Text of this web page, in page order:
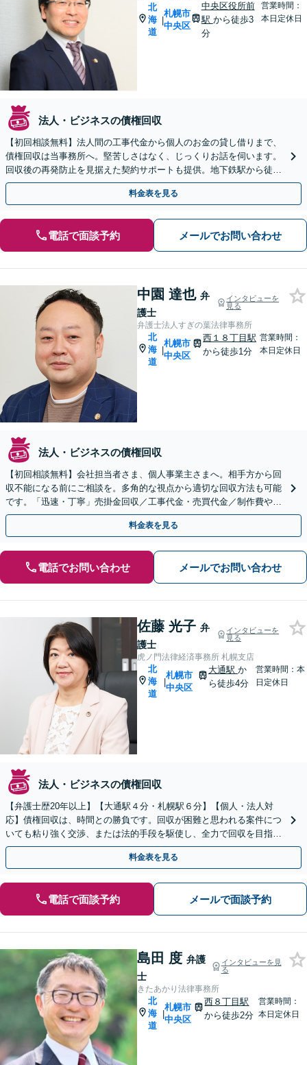
北
海
道
|
札幌市
中央区
中央区役所前
駅 から徒歩3
分
営業時間：
本日定休日
法人・ビジネスの債権回収
【初回相談無料】法人間の工事代金から個人のお金の貸し借りまで、
債権回収は当事務所へ。堅苦しさはなく、じっくりお話を伺います。
回収後の再発防止を見据えた契約サポートも提供。地下鉄駅から徒歩
５分・ＷＥＢ面談可。まずはお気軽にご相談ください。
料金表を見る
電話で面談予約 メールでお問い合わせ
中園 達也 弁
護士
インタビューを
見る
弁護士法人すぎの葉法律事務所
北
海
道
|
札幌市
中央区
西１８丁目駅
から徒歩1分
営業時間：
本日定休日
法人・ビジネスの債権回収
【初回相談無料】会社担当者さま、個人事業主さまへ。相手方から回
収不能になる前にご相談を。多角的な視点から適切な回収方法も可能
です。「迅速・丁寧」売掛金回収／工事代金・売買代金／制作費や開
発費など回収債権の種類も多数経験あり
料金表を見る
電話でお問い合わせ メールでお問い合わせ
佐藤 光子 弁
護士
インタビューを
見る
虎ノ門法律経済事務所 札幌支店
北
海
道
|
札幌市
中央区
大通駅 か
ら徒歩4分
営業時間：本
日定休日
法人・ビジネスの債権回収
【弁護士歴20年以上】【大通駅４分・札幌駅６分】【個人・法人対
応】債権回収は、時間との勝負です。回収が困難と思われる案件につ
いても粘り強く交渉、または法的手段を駆使し、全力で回収を目指し
ます。おひとりで悩まず、ぜひ弁護士を頼ってください。
料金表を見る
電話で面談予約 メールで面談予約
島田 度 弁護
士
インタビューを見
る
きたあかり法律事務所
北
海
道
|
札幌市
中央区
西８丁目駅
から徒歩2分
営業時間：
本日定休日